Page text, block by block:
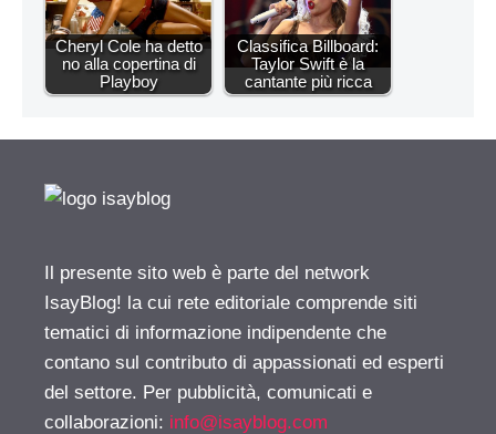
Cheryl Cole ha detto
no alla copertina di
Playboy
Classifica Billboard:
Taylor Swift è la
cantante più ricca
Il presente sito web è parte del network
IsayBlog! la cui rete editoriale comprende siti
tematici di informazione indipendente che
contano sul contributo di appassionati ed esperti
del settore. Per pubblicità, comunicati e
collaborazioni: info@isayblog.com